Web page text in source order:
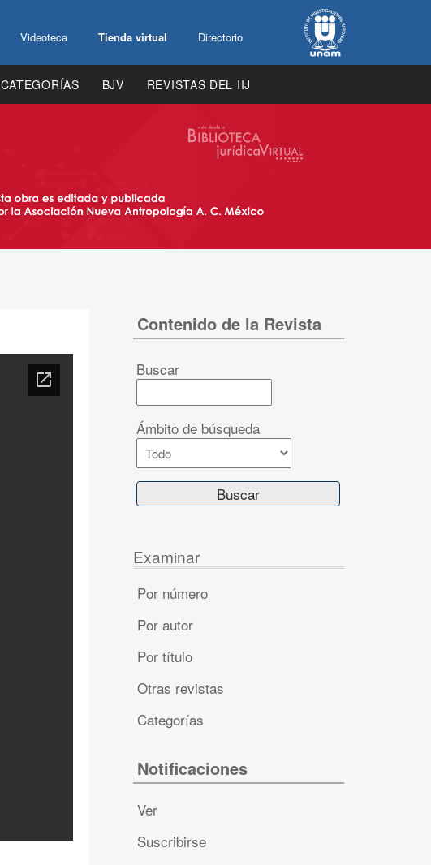
Videoteca Tienda virtual Directorio
CATEGORÍAS BJV REVISTAS DEL IIJ
Contenido de la Revista
Buscar
Ámbito de búsqueda
Examinar
Por número
Por autor
Por título
Otras revistas
Categorías
Notificaciones
Ver
Suscribirse